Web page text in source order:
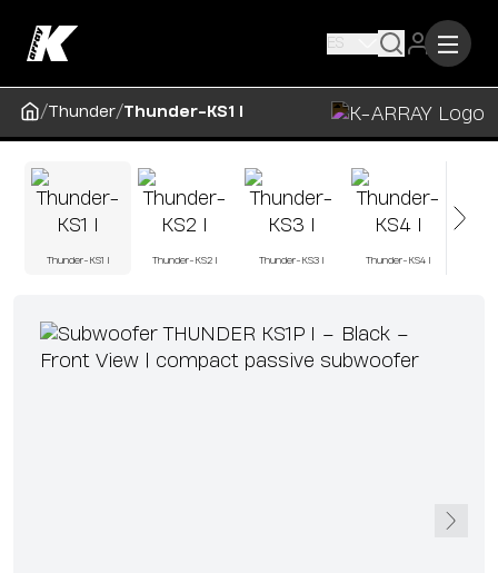
ES
/Thunder/Thunder-KS1 I
Thunder-KS1 I Thunder-KS2 I Thunder-KS3 I Thunder-KS4 I